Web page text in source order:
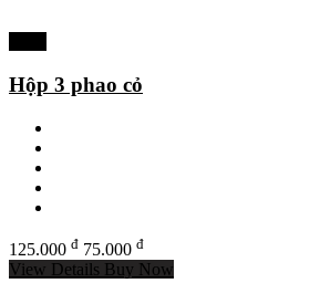
Hộp 3 phao cỏ
125.000 đ 75.000 đ
View Details Buy Now